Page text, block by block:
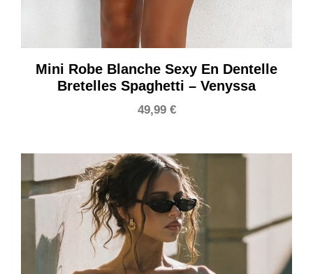
Mini Robe Blanche Sexy En Dentelle
Bretelles Spaghetti – Venyssa
49,99 €